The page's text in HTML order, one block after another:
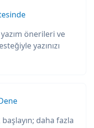
önerileri ve
yazınızı
daha fazla